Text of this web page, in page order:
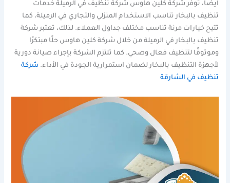
أيضا، توفر شركة كلين هاوس شركة تنظيف في الرميلة خدمات
تنظيف بالبخار تناسب الاستخدام المنزلي والتجاري في الرميلة، كما
تتيح خيارات مرنة تناسب مختلف جداول العملاء. لذلك، تعتبر شركة
تنظيف بالبخار في الرميلة من خلال شركة كلين هاوس حلًا مبتكرًا
وموثوقًا لتنظيف فعال وصحي. كما تلتزم الشركة بإجراء صيانة دورية
لأجهزة التنظيف بالبخار لضمان استمرارية الجودة في الأداء.شركة
تنظيف في الشارقة